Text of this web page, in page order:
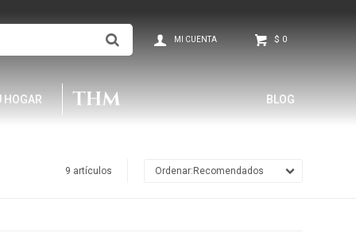
HOGAR BLOG
$ 0
9 artículos Recomendados